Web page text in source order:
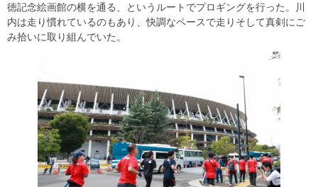
徳記念絵画館の横を通る、というルートでプロギングを行った。川
内は走り慣れているのもあり、快調なペースで走りそして真剣にご
み拾いに取り組んでいた。